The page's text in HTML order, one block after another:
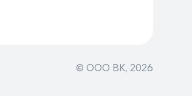
© ООО ВК, 2026